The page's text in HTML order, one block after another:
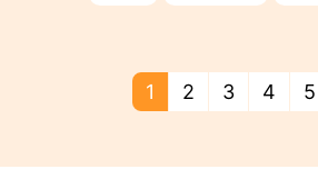
1 2 3 4 5